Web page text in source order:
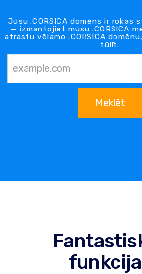
Jūsu .CORSICA domēns ir rokas
— izmantojiet mūsu .CORSICA
atrastu vēlamo .CORSICA
tūlīt.
Meklēt